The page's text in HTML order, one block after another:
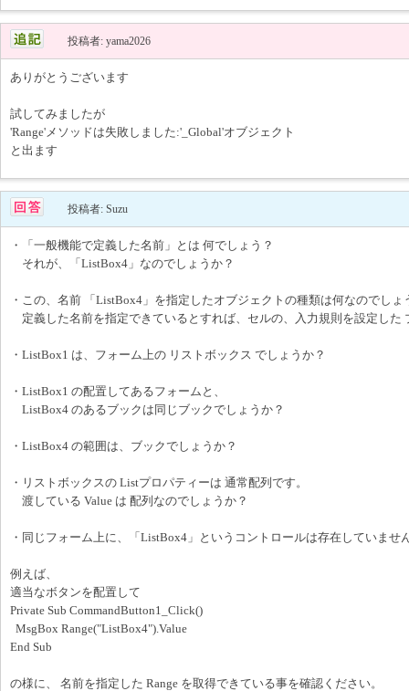
投稿者: yama2026
ありがとうございます
試してみましたが
'Range'メソッドは失敗しました:'_Global'オブジェクト
と出ます
投稿者: Suzu
・「一般機能で定義した名前」とは 何でしょう？
それが、「ListBox4」なのでしょうか？
・この、名前 「ListBox4」を指定したオブジェクトの種類は何なのでしょ
定義した名前を指定できているとすれば、セルの、入力規則を設定した
・ListBox1 は、フォーム上の リストボックス でしょうか？
・ListBox1 の配置してあるフォームと、
ListBox4 のあるブックは同じブックでしょうか？
・ListBox4 の範囲は、ブックでしょうか？
・リストボックスの Listプロパティーは 通常配列です。
渡している Value は 配列なのでしょうか？
・同じフォーム上に、「ListBox4」というコントロールは存在していませ
例えば、
適当なボタンを配置して
Private Sub CommandButton1_Click()
MsgBox Range("ListBox4").Value
End Sub
の様に、 名前を指定した Range を取得できている事を確認ください。